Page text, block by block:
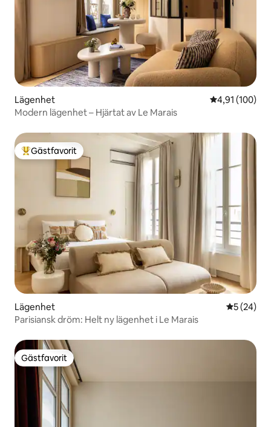
Lägenhet 4,91 av 5 i
4,91 (100)
Modern lägenhet – Hjärtat av Le Marais
Populär gästfavorit
Gästfavorit
Lägenhet 5 av 5 i
5 (24)
Parisiansk dröm: Helt ny lägenhet i Le Marais
Gästfavorit
Gästfavorit